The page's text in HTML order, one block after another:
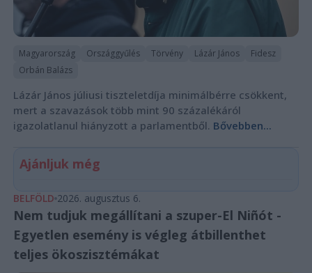
Magyarország Országgyűlés Törvény Lázár János
Fidesz
Orbán Balázs
Lázár János júliusi tiszteletdíja minimálbérre csökkent,
mert a szavazások több mint 90 százalékáról
igazolatlanul hiányzott a parlamentből. Bővebben...
Ajánljuk még
BELFÖLD 2026. augusztus 6.
Nem tudjuk megállítani a szuper-El Niñót -
Egyetlen esemény is végleg átbillenthet
teljes ökoszisztémákat